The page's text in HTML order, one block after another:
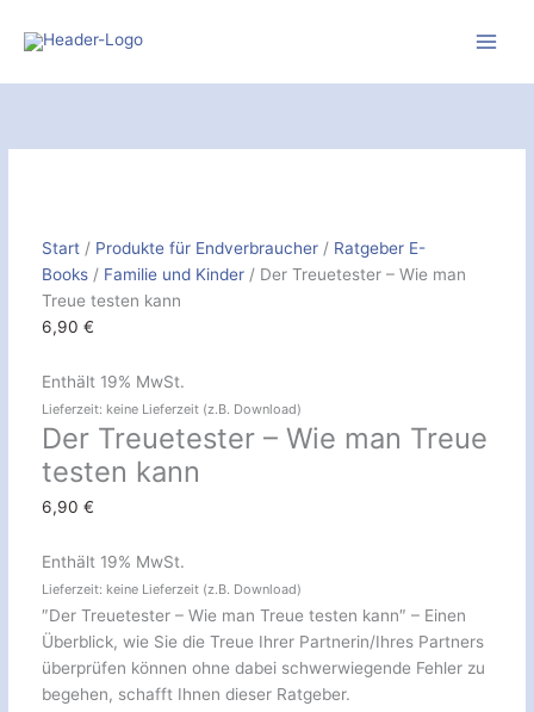
Inhalt
Start/ Produkte für Endverbraucher/ Ratgeber E-
Books/ Familie und Kinder/ Der Treuetester – Wie man
Treue testen kann
6,90 €
Enthält 19% MwSt.
Lieferzeit: keine Lieferzeit (z.B. Download)
Der Treuetester – Wie man Treue
testen kann
6,90 €
Enthält 19% MwSt.
Lieferzeit: keine Lieferzeit (z.B. Download)
″Der Treuetester – Wie man Treue testen kann″ – Einen
Überblick, wie Sie die Treue Ihrer Partnerin/Ihres Partners
überprüfen können ohne dabei schwerwiegende Fehler zu
begehen, schafft Ihnen dieser Ratgeber.
-
testen
kann
[Digital]
Menge